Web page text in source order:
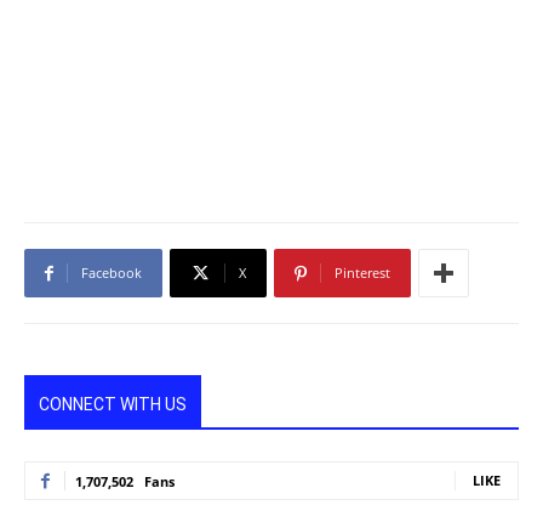
Facebook X Pinterest
CONNECT WITH US
1,707,502 Fans LIKE